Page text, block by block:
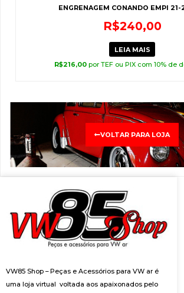
ENGRENAGEM CONANDO EMPI
R$240,00
LEIA MAIS
R$216,00 por TEF ou PIX com 10% de
VOLTAR PARA LOJA
VW85 Shop – Peças e Acessórios para VW ar é
uma loja virtual voltada aos apaixonados pelo